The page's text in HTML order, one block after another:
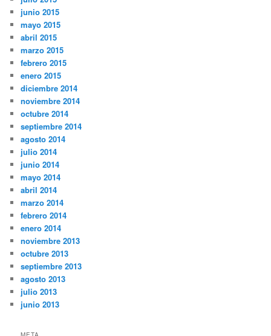
junio 2015
mayo 2015
abril 2015
marzo 2015
febrero 2015
enero 2015
diciembre 2014
noviembre 2014
octubre 2014
septiembre 2014
agosto 2014
julio 2014
junio 2014
mayo 2014
abril 2014
marzo 2014
febrero 2014
enero 2014
noviembre 2013
octubre 2013
septiembre 2013
agosto 2013
julio 2013
junio 2013